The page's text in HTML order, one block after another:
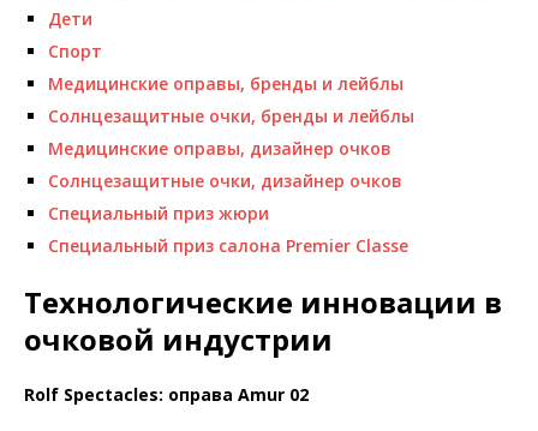
Дети
Спорт
Медицинские оправы, бренды и лейблы
Солнцезащитные очки, бренды и лейблы
Медицинские оправы, дизайнер очков
Солнцезащитные очки, дизайнер очков
Специальный приз жюри
Специальный приз салона Premier Classe
Технологические инновации в
очковой индустрии
Rolf Spectacles: оправа Amur 02